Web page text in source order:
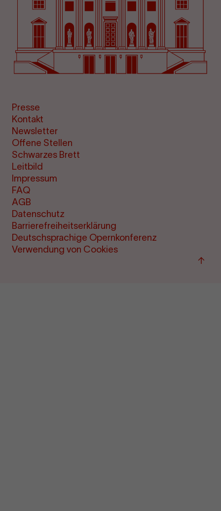
Presse
Kontakt
Newsletter
Offene Stellen
Schwarzes Brett
Leitbild
Impressum
FAQ
AGB
Datenschutz
Barrierefreiheitserklärung
Deutschsprachige Opernkonferenz
Verwendung von Cookies
Zum